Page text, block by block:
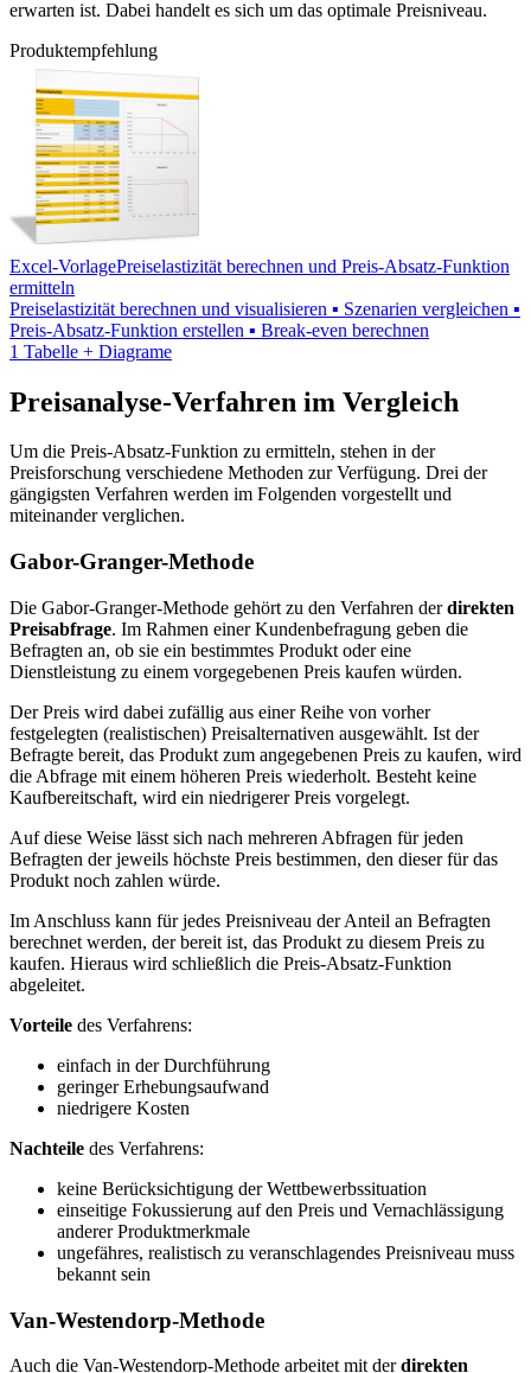
erwarten ist. Dabei handelt es sich um das optimale Preisniveau.
Produktempfehlung
Excel-VorlagePreiselastizität berechnen und Preis-Absatz-Funktion
ermitteln
Preiselastizität berechnen und visualisieren ▪ Szenarien vergleichen ▪
Preis-Absatz-Funktion erstellen ▪ Break-even berechnen
1 Tabelle + Diagrame
Preisanalyse-Verfahren im Vergleich
Um die Preis-Absatz-Funktion zu ermitteln, stehen in der
Preisforschung verschiedene Methoden zur Verfügung. Drei der
gängigsten Verfahren werden im Folgenden vorgestellt und
miteinander verglichen.
Gabor-Granger-Methode
Die Gabor-Granger-Methode gehört zu den Verfahren derdirekten
Preisabfrage. Im Rahmen einer Kundenbefragung geben die
Befragten an, ob sie ein bestimmtes Produkt oder eine
Dienstleistung zu einem vorgegebenen Preis kaufen würden.
Der Preis wird dabei zufällig aus einer Reihe von vorher
festgelegten (realistischen) Preisalternativen ausgewählt. Ist der
Befragte bereit, das Produkt zum angegebenen Preis zu kaufen, wird
die Abfrage mit einem höheren Preis wiederholt. Besteht keine
Kaufbereitschaft, wird ein niedrigerer Preis vorgelegt.
Auf diese Weise lässt sich nach mehreren Abfragen für jeden
Befragten der jeweils höchste Preis bestimmen, den dieser für das
Produkt noch zahlen würde.
Im Anschluss kann für jedes Preisniveau der Anteil an Befragten
berechnet werden, der bereit ist, das Produkt zu diesem Preis zu
kaufen. Hieraus wird schließlich die Preis-Absatz-Funktion
abgeleitet.
Vorteile des Verfahrens:
einfach in der Durchführung
geringer Erhebungsaufwand
niedrigere Kosten
Nachteile des Verfahrens:
keine Berücksichtigung der Wettbewerbssituation
einseitige Fokussierung auf den Preis und Vernachlässigung
anderer Produktmerkmale
ungefähres, realistisch zu veranschlagendes Preisniveau muss
bekannt sein
Van-Westendorp-Methode
Auch die Van-Westendorp-Methode arbeitet mit derdirekten